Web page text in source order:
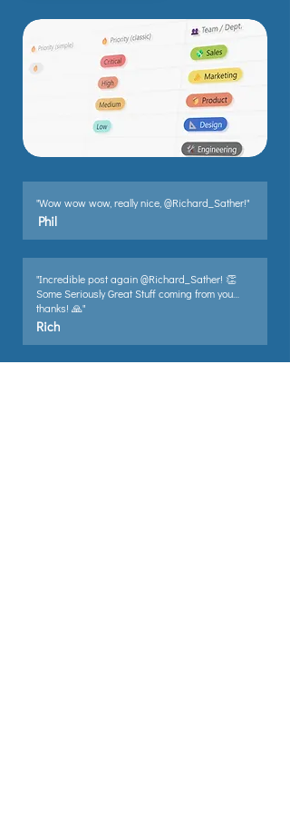
"Wow wow wow, really nice, @Richard_Sather!"
Phil
"Incredible post again @Richard_Sather! 👏
Some Seriously Great Stuff coming from you…
thanks! 🙏"
Rich